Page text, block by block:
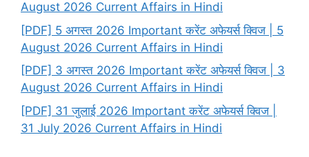
August 2026 Current Affairs in Hindi
[PDF] 5 अगस्त 2026 Important करेंट अफेयर्स क्विज | 5
August 2026 Current Affairs in Hindi
[PDF] 3 अगस्त 2026 Important करेंट अफेयर्स क्विज | 3
August 2026 Current Affairs in Hindi
[PDF] 31 जुलाई 2026 Important करेंट अफेयर्स क्विज |
31 July 2026 Current Affairs in Hindi